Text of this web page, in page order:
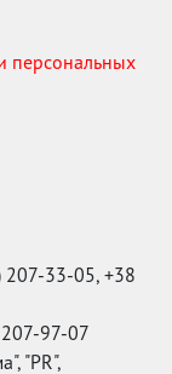
персональных
207-33-05, +38
97-07
"PR",